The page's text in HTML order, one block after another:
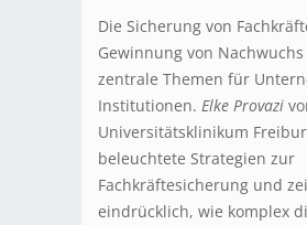
Die Sicherung von
Gewinnung von
zentrale Themen für
Institutionen. Elke Provazi
Universitätsklinikum
beleuchtete Strategien zur
Fachkräftesicherung und
eindrücklich, wie komplex